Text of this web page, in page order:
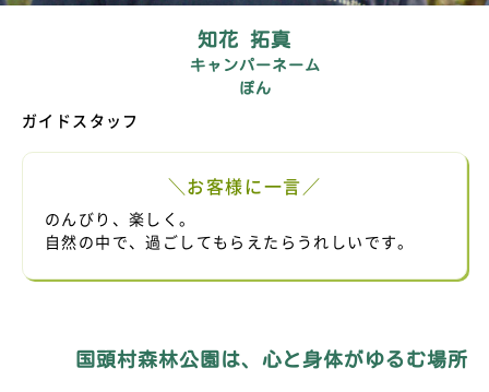
知花 拓真
キャンパーネーム
ぽん
ガイドスタッフ
＼お客様に一言／
のんびり、楽しく。
自然の中で、過ごしてもらえたらうれしいです。
国頭村森林公園は、心と身体がゆるむ場所